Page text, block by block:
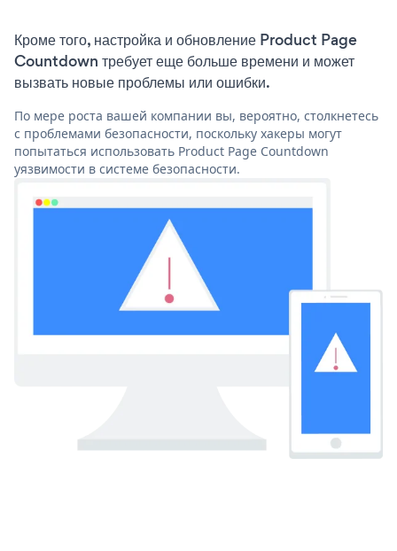
Кроме того, настройка и обновление Product Page
Countdown требует еще больше времени и может
вызвать новые проблемы или ошибки.
По мере роста вашей компании вы, вероятно, столкнетесь
с проблемами безопасности, поскольку хакеры могут
попытаться использовать Product Page Countdown
уязвимости в системе безопасности.